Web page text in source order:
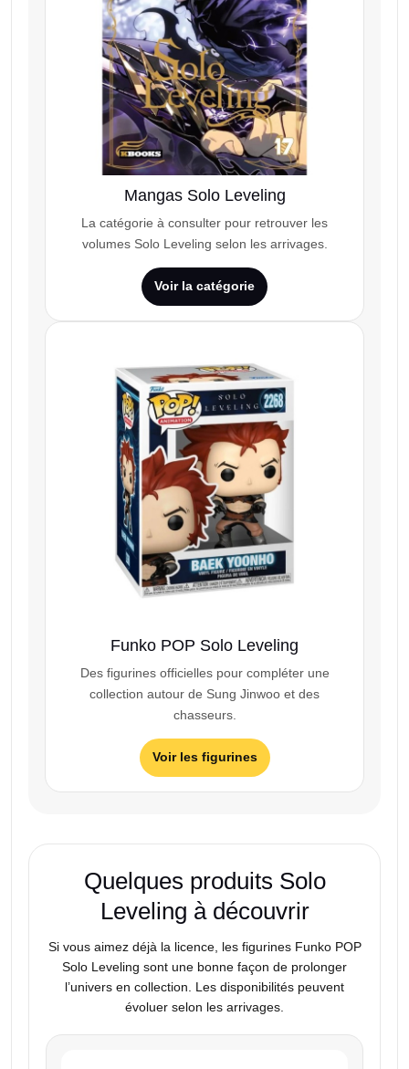
Mangas Solo Leveling
La catégorie à consulter pour retrouver les
volumes Solo Leveling selon les arrivages.
Voir la catégorie
Funko POP Solo Leveling
Des figurines officielles pour compléter une
collection autour de Sung Jinwoo et des
chasseurs.
Voir les figurines
Quelques produits Solo
Leveling à découvrir
Si vous aimez déjà la licence, les figurines Funko POP
Solo Leveling sont une bonne façon de prolonger
l’univers en collection. Les disponibilités peuvent
évoluer selon les arrivages.